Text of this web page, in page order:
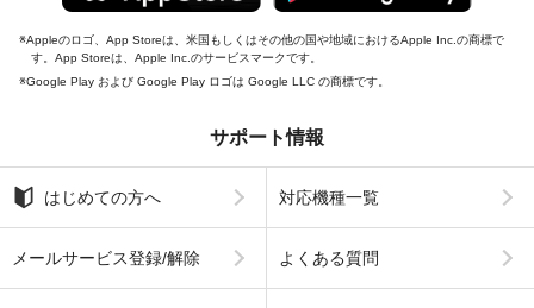
Appleのロゴ、App Storeは、米国もしくはその他の国や地域におけるApple Inc.の商標で
す。App Storeは、Apple Inc.のサービスマークです。
Google Play および Google Play ロゴは Google LLC の商標です。
サポート情報
はじめての方へ 対応機種一覧
メールサービス登録/解除 よくある質問